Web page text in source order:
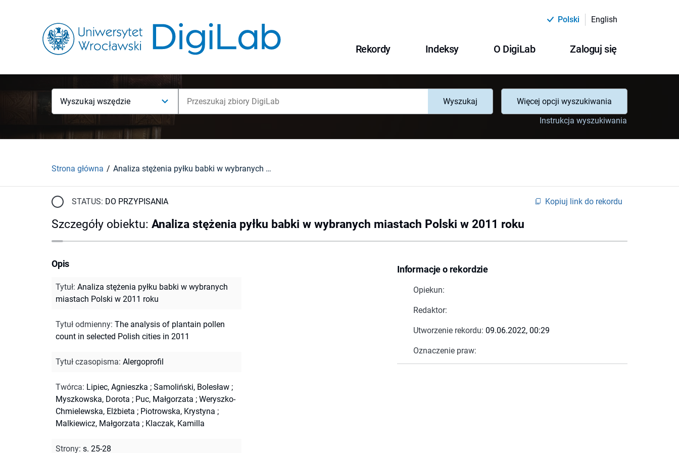
Polski English
Rekordy Indeksy O DigiLab Zaloguj się
Wyszukaj wszędzie Wyszukaj
Więcej opcji wyszukiwania
Instrukcja wyszukiwania
Strona główna Analiza stężenia pyłku babki w wybranych miastach Polski w 2011 roku
STATUS: DO PRZYPISANIA Kopiuj link do rekordu
Szczegóły obiektu: Analiza stężenia pyłku babki w wybranych miastach Polski w 2011 roku
Informacje o rekordzie
Opiekun:
Redaktor:
Utworzenie rekordu: 09.06.2022, 00:29
Oznaczenie praw:
Opis
Tytuł: Analiza stężenia pyłku babki w wybranych
miastach Polski w 2011 roku
Tytuł odmienny: The analysis of plantain pollen
count in selected Polish cities in 2011
Tytuł czasopisma: Alergoprofil
Twórca: Lipiec, Agnieszka ; Samoliński, Bolesław ;
Myszkowska, Dorota ; Puc, Małgorzata ; Weryszko-
Chmielewska, Elżbieta ; Piotrowska, Krystyna ;
Malkiewicz, Małgorzata ; Klaczak, Kamilla
Strony: s. 25-28